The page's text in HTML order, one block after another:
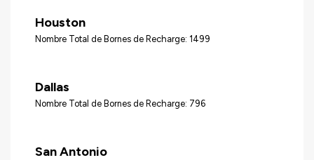
Houston
Nombre Total de Bornes de Recharge: 1499
Dallas
Nombre Total de Bornes de Recharge: 796
San Antonio